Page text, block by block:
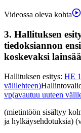
Videossa oleva kohta
3. Hallituksen
tiedoksiannon
koskevaksi
Hallituksen esitys: HE
välilehteen)
vp(avautuu uuteen
(mietintöön sisältyy
ja hylkäysehdotuksia)